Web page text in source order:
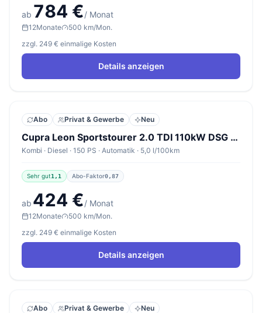
ab 784 €/ Monat
12Monate
500 km/Mon.
zzgl. 249 € einmalige Kosten
Details anzeigen
Abo Privat & Gewerbe Neu
Cupra Leon Sportstourer 2.0 TDI 110kW DSG Sportstourer V1
Kombi · Diesel · 150 PS · Automatik · 5,0 l/100km
Sehr gut1,1 Abo-Faktor0,87
ab 424 €/ Monat
12Monate
500 km/Mon.
zzgl. 249 € einmalige Kosten
Details anzeigen
Abo Privat & Gewerbe Neu